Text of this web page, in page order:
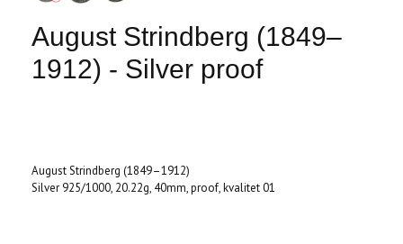
August Strindberg (1849–
1912) - Silver proof
August Strindberg (1849–1912)
Silver 925/1000, 20.22g, 40mm, proof, kvalitet 01